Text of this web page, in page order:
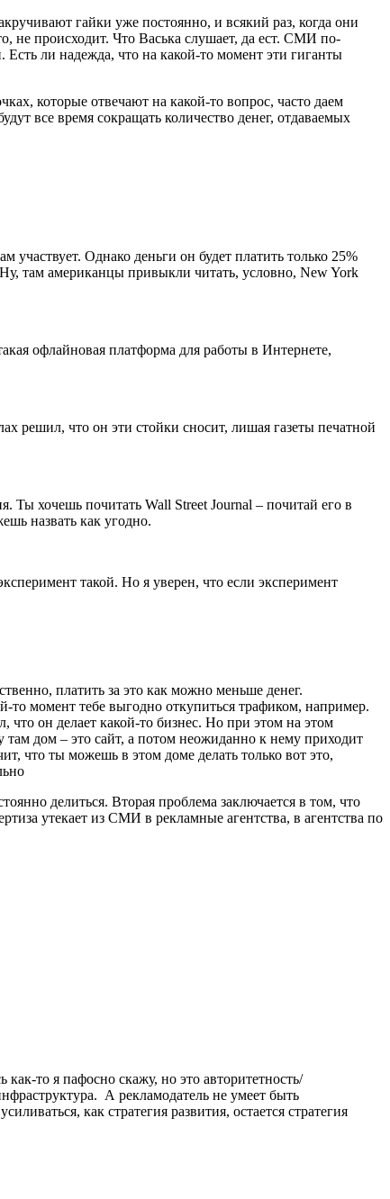
гайки уже постоянно, и всякий раз, когда они
не происходит. Что Васька слушает, да ест. СМИ по-
ли надежда, что на какой-то момент эти гиганты
которые отвечают на какой-то вопрос, часто даем
все время сокращать количество денег, отдаваемых
участвует. Однако деньги он будет платить только 25%
там американцы привыкли читать, условно, New York
офлайновая платформа для работы в Интернете,
решил, что он эти стойки сносит, лишая газеты печатной
Ты хочешь почитать Wall Street Journal – почитай его в
назвать как угодно.
такой. Но я уверен, что если эксперимент
платить за это как можно меньше денег.
то момент тебе выгодно откупиться трафиком, например.
он делает какой-то бизнес. Но при этом на этом
там дом – это сайт, а потом неожиданно к нему приходит
что ты можешь в этом доме делать только вот это,
делиться. Вторая проблема заключается в том, что
утекает из СМИ в рекламные агентства, в агентства по
то я пафосно скажу, но это авторитетность/
А рекламодатель не умеет быть
как стратегия развития, остается стратегия